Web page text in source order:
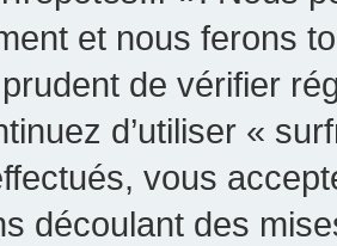
et nous ferons
prudent de vérifier
d’utiliser «
vous
découlant des